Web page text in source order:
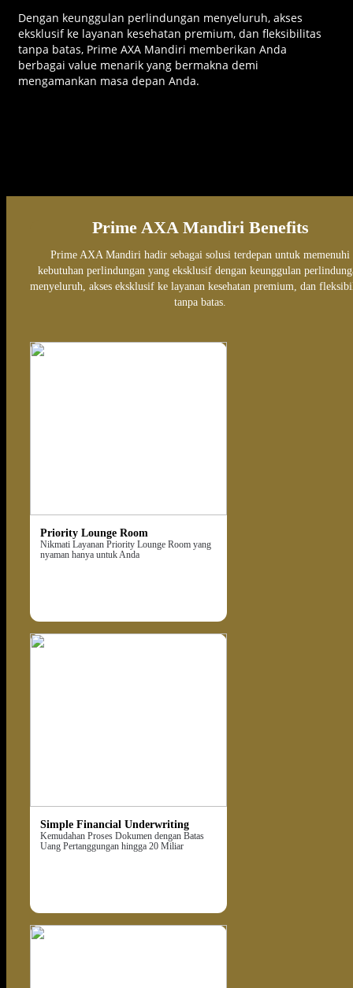
Dengan keunggulan perlindungan menyeluruh, akses
eksklusif ke layanan kesehatan premium, dan fleksibilitas
tanpa batas, Prime AXA Mandiri memberikan Anda
berbagai value menarik yang bermakna demi
mengamankan masa depan Anda.
Prime AXA Mandiri Benefits
Prime AXA Mandiri hadir sebagai solusi terdepan untuk memenuhi
kebutuhan perlindungan yang eksklusif dengan keunggulan
menyeluruh, akses eksklusif ke layanan kesehatan premium, dan
tanpa batas.
Priority Lounge Room
Nikmati Layanan Priority Lounge Room yang
nyaman hanya untuk Anda
Simple Financial Underwriting
Kemudahan Proses Dokumen dengan Batas
Uang Pertanggungan hingga 20 Miliar